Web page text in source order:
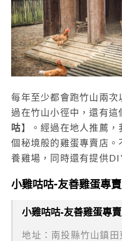
每年至少都會跑竹山兩
過在竹山小徑中，還有這
咕】。經過在地人推薦
個秘境般的雞蛋專賣店。
養雞場，同時還有提供
小雞咕咕-友善雞蛋專
小雞咕咕-友善雞蛋專
地址：南投縣竹山鎮